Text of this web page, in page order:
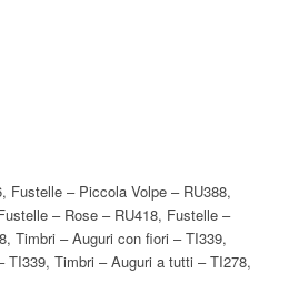
Fustelle – Piccola Volpe – RU388,
– Rose – RU418, Fustelle –
Timbri – Auguri con fiori – TI339,
TI339, Timbri – Auguri a tutti – TI278,